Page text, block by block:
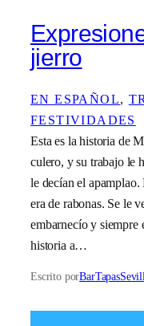
jierro
EN ESPAÑOL,
FESTIVIDADES
Esta es la historia de
culero, y su trabajo le
le decían el
era de rabonas. Se le
embarnecío y siempre
historia a…
Escrito por